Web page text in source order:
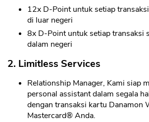
12x D-Point untuk setiap
di luar negeri
8x D-Point untuk setiap transaksi
dalam negeri
2. Limitless Services
Relationship Manager, Kami siap
personal assistant dalam segala
dengan transaksi kartu Danamon
Mastercard® Anda.